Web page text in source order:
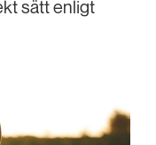
sätt enligt